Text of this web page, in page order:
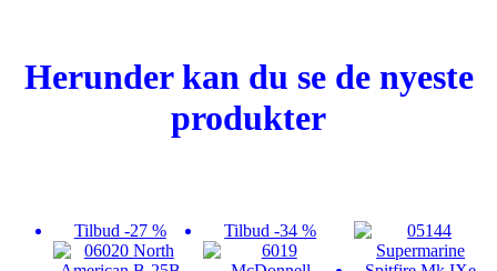
Herunder kan du se de nyeste
produkter
Tilbud -27 % Tilbud -34 %